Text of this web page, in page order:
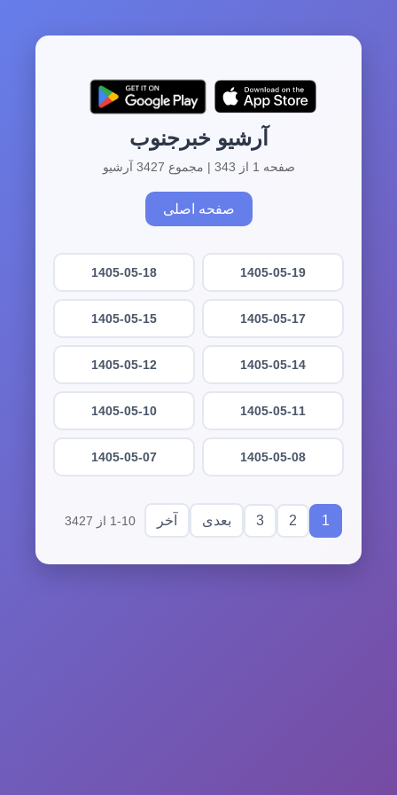
آرشیو خبرجنوب
صفحه 1 از 343 | مجموع 3427 آرشیو
صفحه اصلی
1405-05-19
1405-05-18
1405-05-17
1405-05-15
1405-05-14
1405-05-12
1405-05-11
1405-05-10
1405-05-08
1405-05-07
1
2
3 بعدی آخر 1-10 از 3427